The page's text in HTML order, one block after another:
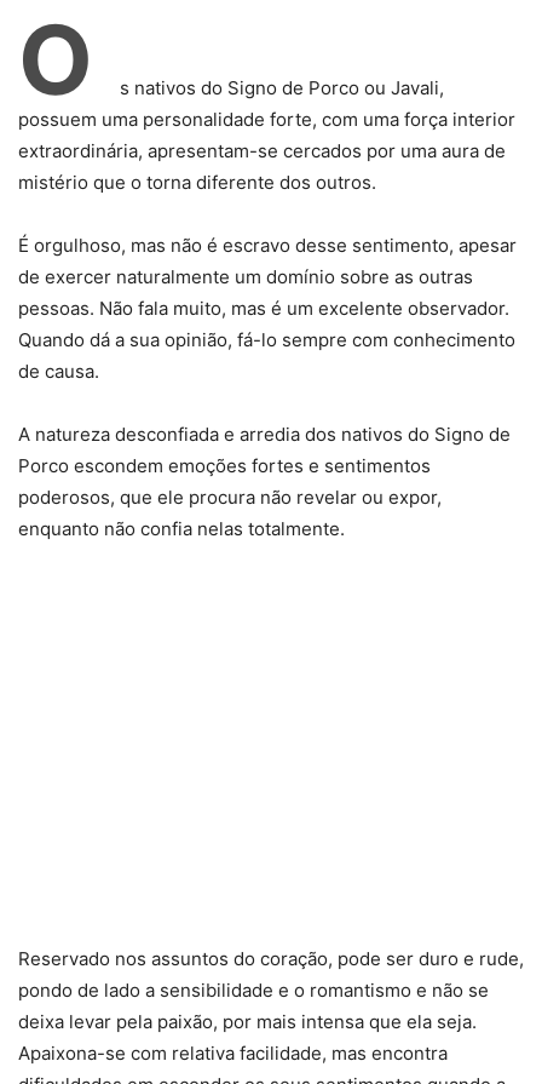
O
s nativos do Signo de Porco ou Javali,
possuem uma personalidade forte, com uma força interior
extraordinária, apresentam-se cercados por uma aura de
mistério que o torna diferente dos outros.
É orgulhoso, mas não é escravo desse sentimento, apesar
de exercer naturalmente um domínio sobre as outras
pessoas. Não fala muito, mas é um excelente observador.
Quando dá a sua opinião, fá-lo sempre com conhecimento
de causa.
A natureza desconfiada e arredia dos nativos do Signo de
Porco escondem emoções fortes e sentimentos
poderosos, que ele procura não revelar ou expor,
enquanto não confia nelas totalmente.
Reservado nos assuntos do coração, pode ser duro e rude,
pondo de lado a sensibilidade e o romantismo e não se
deixa levar pela paixão, por mais intensa que ela seja.
Apaixona-se com relativa facilidade, mas encontra